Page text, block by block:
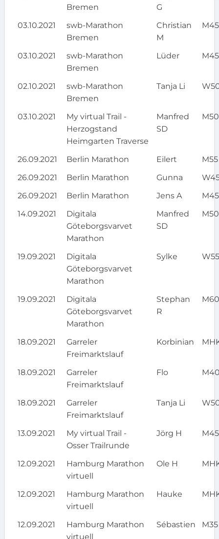
Bremen
G
03.10.2021
swb-Marathon
Bremen
Christian
M
M45
03.10.2021
swb-Marathon
Bremen
Lüder M45
02.10.2021
swb-Marathon
Bremen
Tanja Li
03.10.2021
My virtual Trail -
Herzogstand
Heimgarten Traverse
Manfred
SD
M50
26.09.2021 Berlin Marathon Eilert
M55
26.09.2021
Berlin Marathon Gunna
26.09.2021
Berlin Marathon Jens A
M45
14.09.2021
Digitala
Göteborgsvarvet
Marathon
Manfred
SD
M50
19.09.2021
Digitala
Göteborgsvarvet
Marathon
Sylke
19.09.2021
Digitala
Göteborgsvarvet
Marathon
Stephan
R
18.09.2021
Garreler
Freimarktslauf
Korbinian
18.09.2021
Garreler
Freimarktslauf
Flo
18.09.2021
Garreler
Freimarktslauf
Tanja Li
13.09.2021
My virtual Trail -
Osser Trailrunde
Jörg H M45
12.09.2021
Hamburg Marathon
virtuell
Ole H
12.09.2021
Hamburg Marathon
virtuell
Hauke
12.09.2021
Hamburg Marathon
virtuell
Sébastien M35